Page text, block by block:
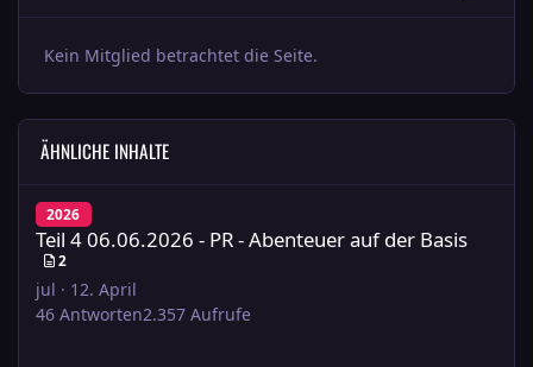
Kein Mitglied betrachtet die Seite.
ÄHNLICHE INHALTE
2026
Teil 4 06.06.2026 - PR - Abenteuer auf der Basis
2
jul · 12. April
46 Antworten2.357 Aufrufe